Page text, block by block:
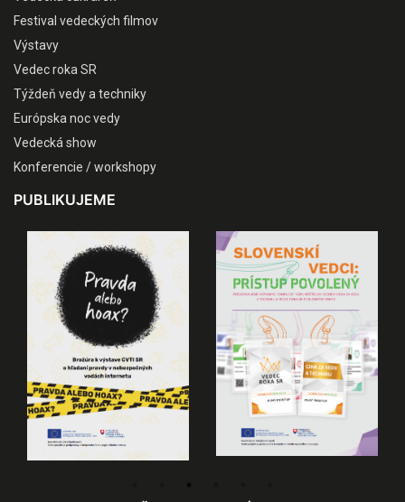
Festival vedeckých filmov
Výstavy
Vedec roka SR
Týždeň vedy a techniky
Európska noc vedy
Vedecká show
Konferencie / workshopy
PUBLIKUJEME